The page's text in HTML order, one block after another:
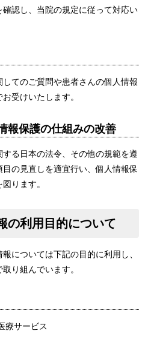
認し、当院の規定に従って対応い
てのご質問や患者さんの個人情報
受けいたします。
報保護の仕組みの改善
る日本の法令、その他の規範を遵
の見直しを適宜行い、個人情報保
ります。
の利用目的について
については下記の目的に利用し、
り組んでいます。
療サービス